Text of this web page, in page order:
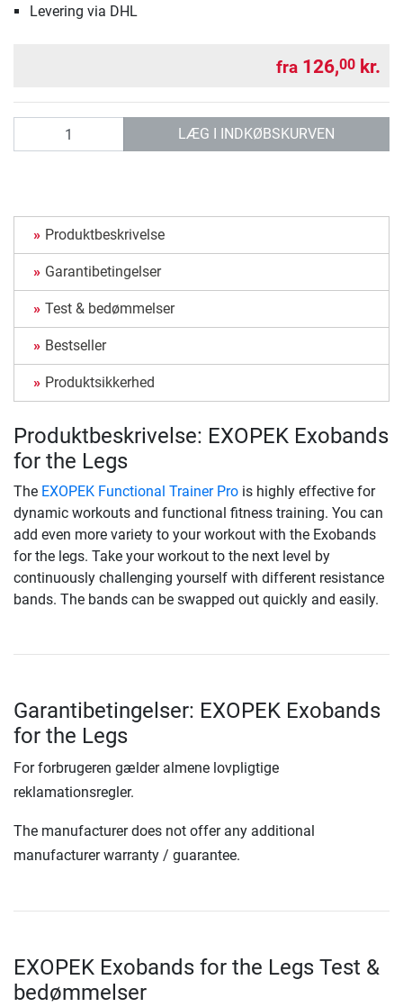
Levering via DHL
fra 126,00 kr.
LÆG I INDKØBSKURVEN
Produktbeskrivelse
Garantibetingelser
Test & bedømmelser
Bestseller
Produktsikkerhed
Produktbeskrivelse: EXOPEK Exobands
for the Legs
The EXOPEK Functional Trainer Pro is highly effective for
dynamic workouts and functional fitness training. You can
add even more variety to your workout with the Exobands
for the legs. Take your workout to the next level by
continuously challenging yourself with different resistance
bands. The bands can be swapped out quickly and easily.
Garantibetingelser: EXOPEK Exobands
for the Legs
For forbrugeren gælder almene lovpligtige
reklamationsregler.
The manufacturer does not offer any additional
manufacturer warranty / guarantee.
EXOPEK Exobands for the Legs Test &
bedømmelser